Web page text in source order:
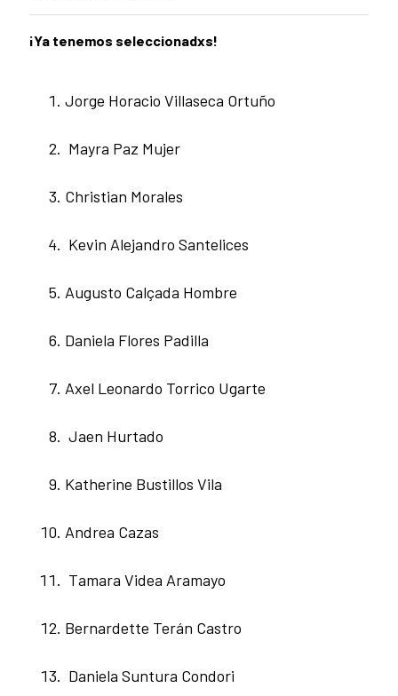
¡Ya tenemos seleccionadxs!
Jorge Horacio Villaseca Ortuño
Mayra Paz Mujer
Christian Morales
Kevin Alejandro Santelices
Augusto Calçada Hombre
Daniela Flores Padilla
Axel Leonardo Torrico Ugarte
Jaen Hurtado
Katherine Bustillos Vila
Andrea Cazas
Tamara Videa Aramayo
Bernardette Terán Castro
Daniela Suntura Condori